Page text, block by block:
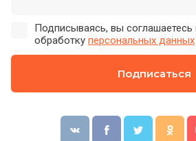
Подписываясь, вы соглашаетесь
обработку персональных данных
Подписаться